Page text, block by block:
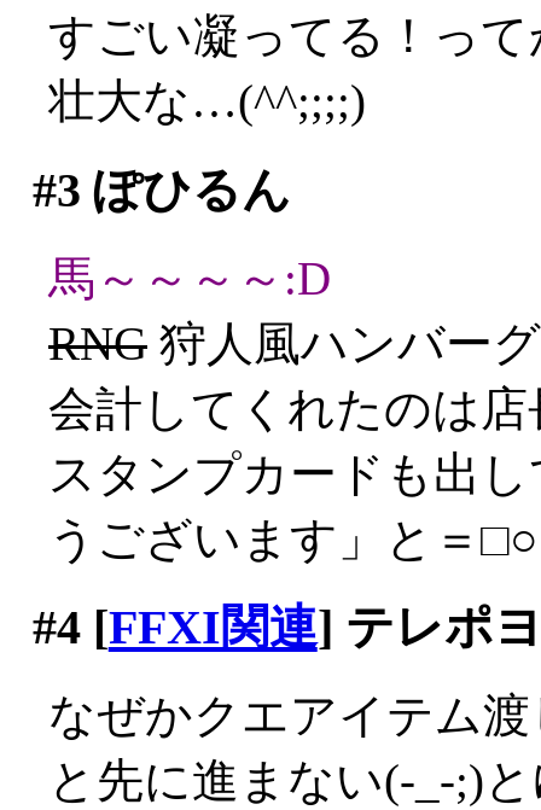
すごい凝ってる！っ
壮大な…(^^;;;;)
#3 ぽひるん
馬～～～～:D
RNG 狩人風ハンバー
会計してくれたのは
スタンプカードも出
うございます」と＝
#4[FFXI関連] テレポ
なぜかクエアイテム
と先に進まない(-_-;)